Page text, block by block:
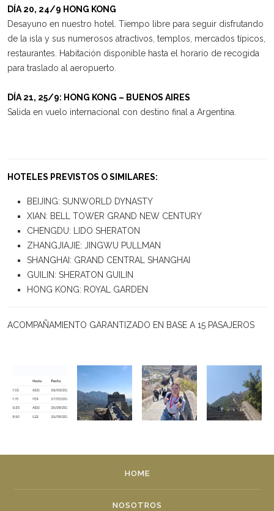
DÍA 20, 24/9 HONG KONG
Desayuno en nuestro hotel. Tiempo libre para seguir disfrutando
de la isla y sus numerosos atractivos, templos, mercados típicos,
restaurantes. Habitación disponible hasta el horario de recogida
para traslado al aeropuerto.
DÍA 21, 25/9: HONG KONG – BUENOS AIRES
Salida en vuelo internacional con destino final a Argentina.
HOTELES PREVISTOS O SIMILARES:
BEIJING: SUNWORLD DYNASTY
XIAN: BELL TOWER GRAND NEW CENTURY
CHENGDU: LIDO SHERATON
ZHANGJIAJIE: JINGWU PULLMAN
SHANGHAI: GRAND CENTRAL SHANGHAI
GUILIN: SHERATON GUILIN
HONG KONG: ROYAL GARDEN
ACOMPAÑAMIENTO GARANTIZADO EN BASE A 15 PASAJEROS
HOME
NOSOTROS